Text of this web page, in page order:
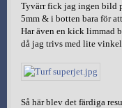
Tyvärr fick jag ingen bild
5mm & i botten bara för
Har även en kick limmad
då jag trivs med lite
Så här blev det färdiga